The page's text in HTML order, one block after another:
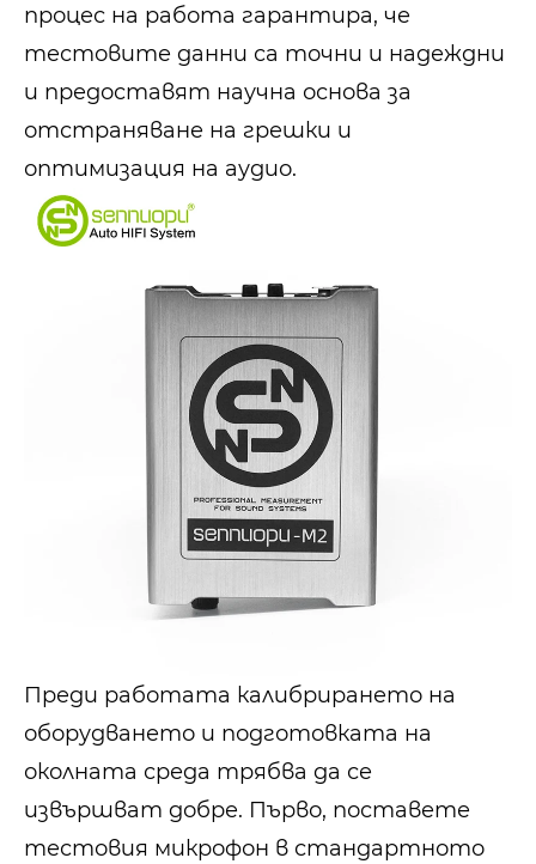
процес на работа гарантира, че
тестовите данни са точни и надеждни
и предоставят научна основа за
отстраняване на грешки и
оптимизация на аудио.
Преди работата калибрирането на
оборудването и подготовката на
околната среда трябва да се
извършват добре. Първо, поставете
тестовия микрофон в стандартното